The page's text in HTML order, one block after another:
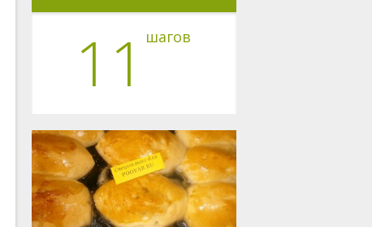
11 шагов